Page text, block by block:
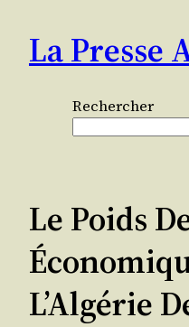
contenu
La Presse
Rechercher
Le Poids
L’Algérie